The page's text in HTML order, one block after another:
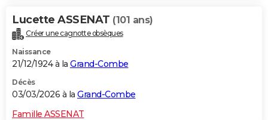
Lucette ASSENAT (101 ans)
Créer une cagnotte obsèques
Naissance
21/12/1924 à la Grand-Combe
Décès
03/03/2026 à la Grand-Combe
Famille ASSENAT